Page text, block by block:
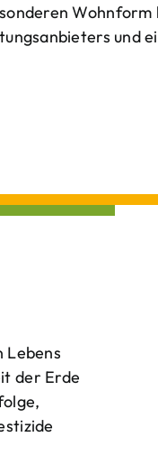
Wohnform
und
Lebens
der Erde